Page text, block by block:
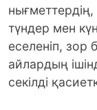
түндер мен
еселеніп,
айлардың
секілді